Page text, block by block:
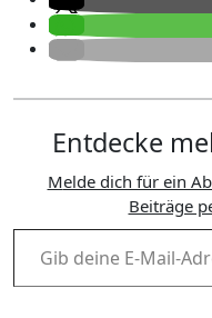
Entdecke
Melde dich für ein Abonnement an, um die neuesten
Beiträge
Gib deine E-Mail-Adresse ein ...